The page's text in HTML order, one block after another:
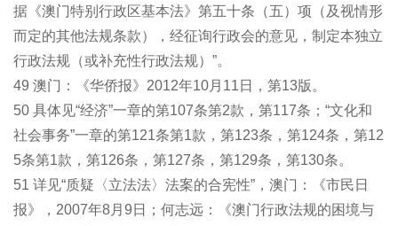
据《澳门特别行政区基本法》第五十条（五）项（及视情形
而定的其他法规条款），经征询行政会的意见，制定本独立
行政法规（或补充性行政法规）”。
49 澳门：《华侨报》2012年10月11日，第13版。
50 具体见“经济”一章的第107条第2款，第117条；“文化和
社会事务”一章的第121条第1款，第123条，第124条，第12
5条第1款，第126条，第127条，第129条，第130条。
51 详见“质疑〈立法法〉法案的合宪性”，澳门：《市民日
报》，2007年8月9日；何志远：《澳门行政法规的困境与